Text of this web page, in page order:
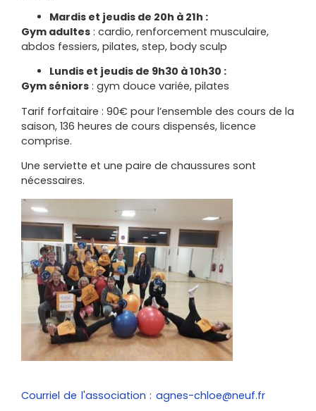
Mardis et jeudis de 20h à 21h :
Gym adultes : cardio, renforcement musculaire,
abdos fessiers, pilates, step, body sculp
Lundis et jeudis de 9h30 à 10h30 :
Gym séniors : gym douce variée, pilates
Tarif forfaitaire : 90€ pour l’ensemble des cours de la
saison, 136 heures de cours dispensés, licence
comprise.
Une serviette et une paire de chaussures sont
nécessaires.
Courriel de l'association : agnes-chloe@neuf.fr